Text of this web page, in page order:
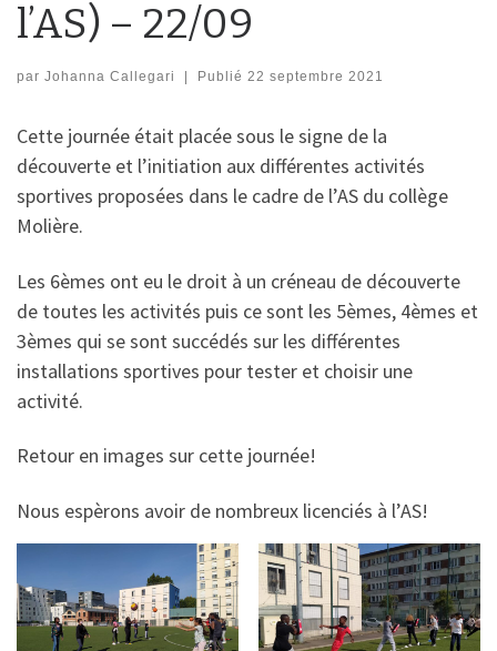
l’AS) – 22/09
par Johanna Callegari Publié 22 septembre 2021
Cette journée était placée sous le signe de la
découverte et l’initiation aux différentes activités
sportives proposées dans le cadre de l’AS du collège
Molière.
Les 6èmes ont eu le droit à un créneau de découverte
de toutes les activités puis ce sont les 5èmes, 4èmes et
3èmes qui se sont succédés sur les différentes
installations sportives pour tester et choisir une
activité.
Retour en images sur cette journée!
Nous espèrons avoir de nombreux licenciés à l’AS!